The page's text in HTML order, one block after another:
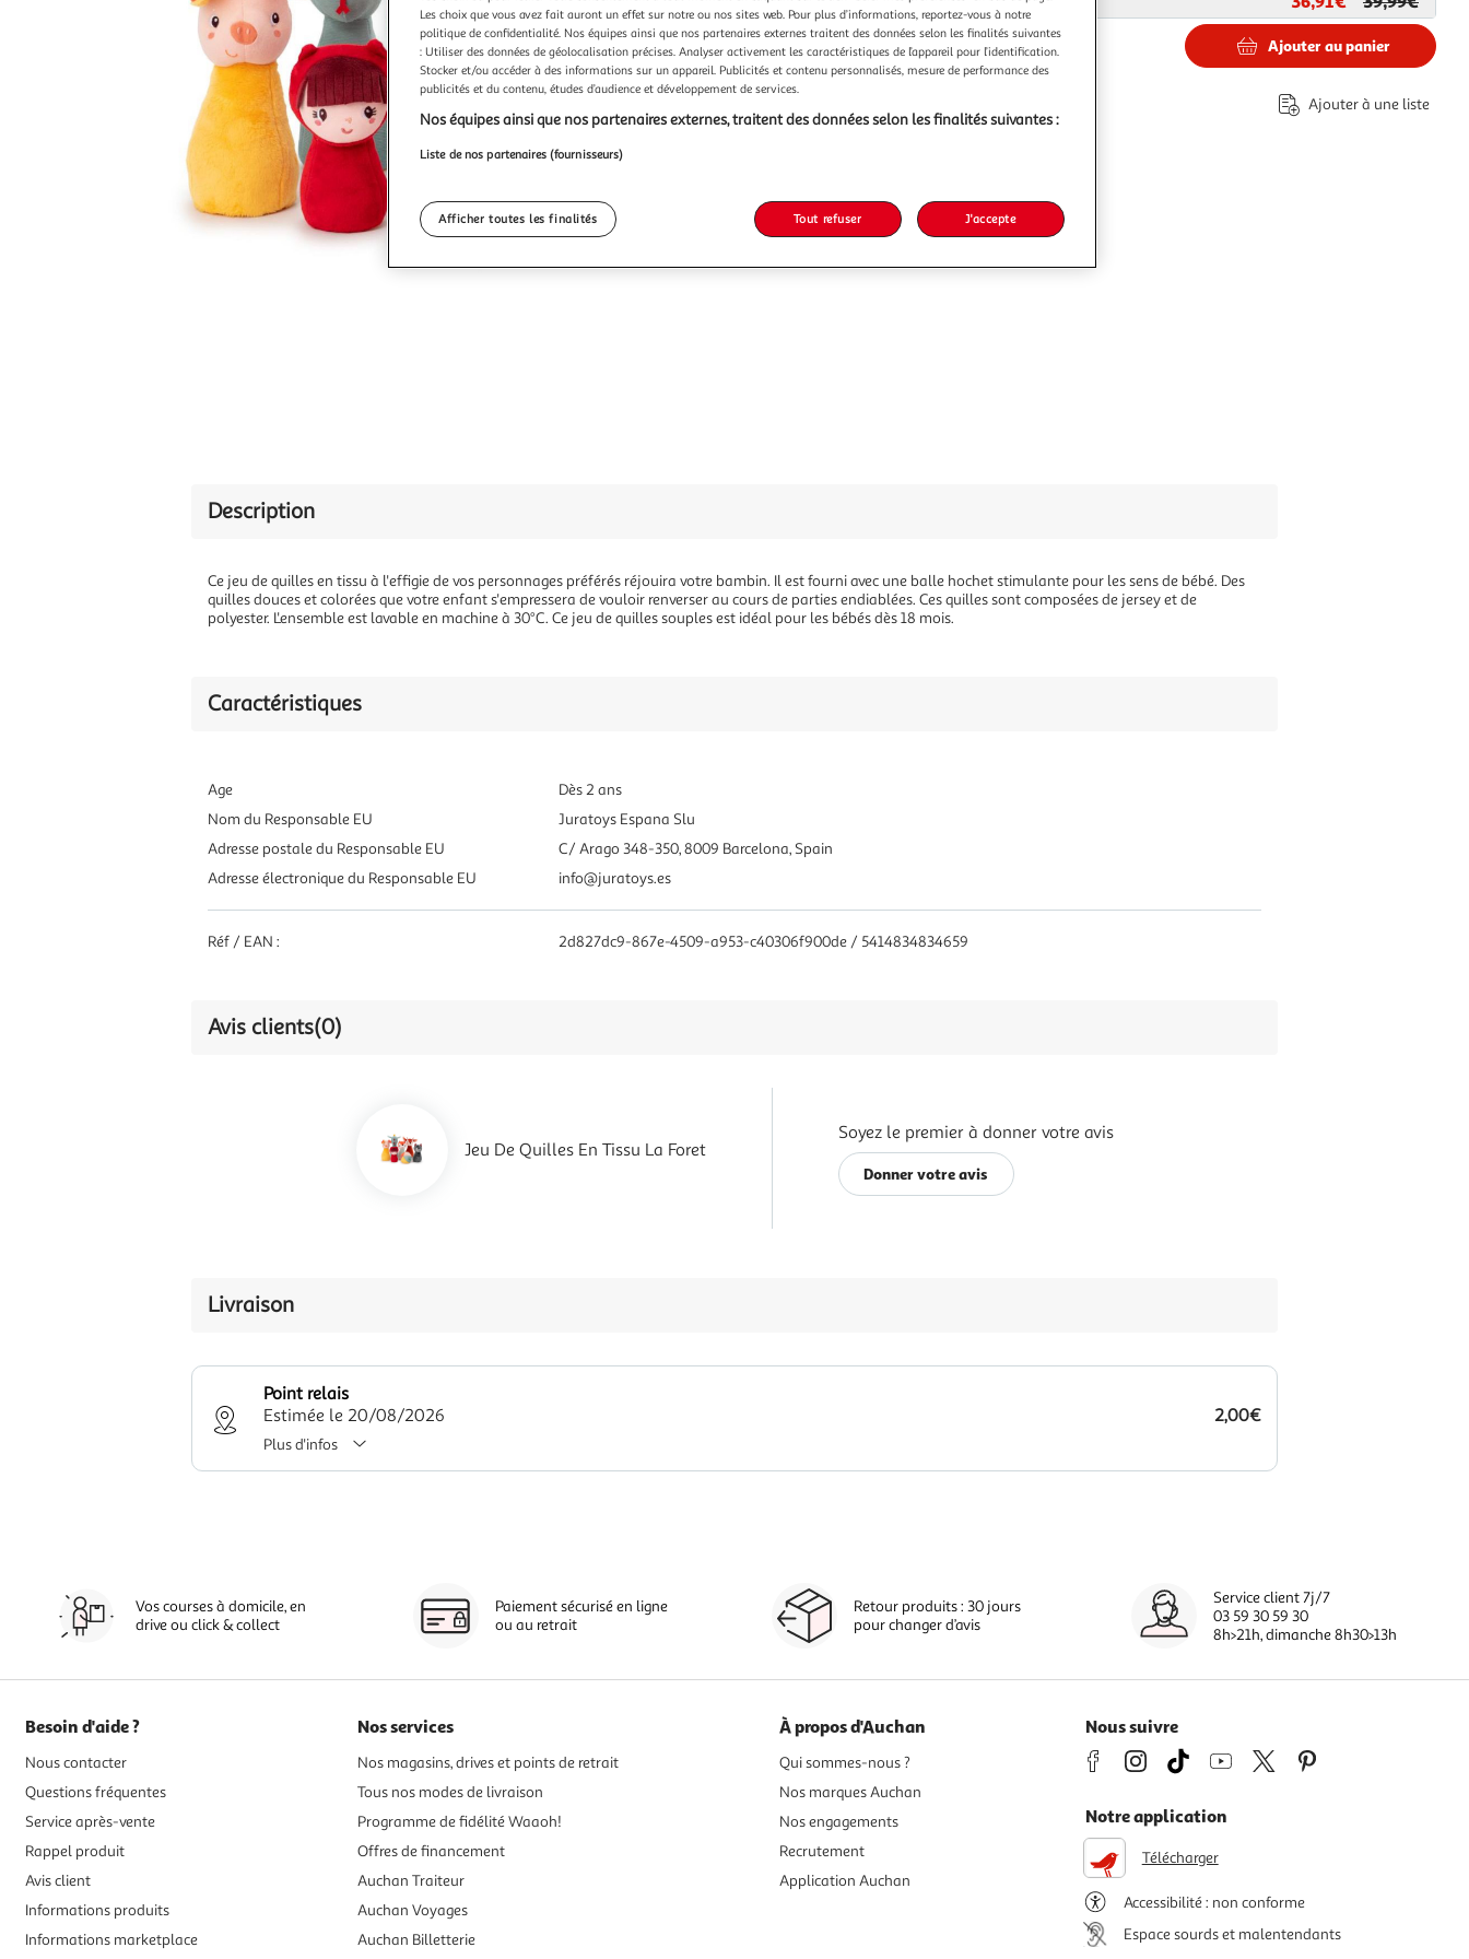
-8 %
39,99€
Ajouter au panier
Ajouter à une liste
Description
Ce jeu de quilles en tissu à l'effigie de vos personnages préférés réjouira votre bambin. Il est fourni avec une balle hochet stimulante pour les sens de bébé. Des
quilles douces et colorées que votre enfant s'empressera de vouloir renverser au cours de parties endiablées. Ces quilles sont composées de jersey et de
polyester. L'ensemble est lavable en machine à 30°C. Ce jeu de quilles souples est idéal pour les bébés dès 18 mois.
Caractéristiques
Age
Dès 2 ans
Nom du Responsable EU
Juratoys Espana Slu
Adresse postale du Responsable EU
C/ Arago 348-350, 8009 Barcelona, Spain
Adresse électronique du Responsable EU
info@juratoys.es
Réf / EAN : 2d827dc9-867e-4509-a953-c40306f900de / 5414834834659
Avis clients(0)
Jeu De Quilles En Tissu La Foret
Soyez le premier à donner votre avis
Donner votre avis
Livraison
Point relais
Estimée le 20/08/2026
2,00€
Plus d'infos
Vos courses à domicile, en
drive ou click & collect
Paiement sécurisé en ligne
ou au retrait
Retour produits : 30 jours
pour changer d’avis
Service client 7j/7
03 59 30 59 30
8h>21h, dimanche 8h30>13h
Besoin d'aide ?
Nous contacter
Questions fréquentes
Service après-vente
Rappel produit
Avis client
Informations produits
Informations marketplace
Nos services
Nos magasins, drives et points de retrait
Tous nos modes de livraison
Programme de fidélité Waaoh!
Offres de financement
Auchan Traiteur
Auchan Voyages
Auchan Billetterie
À propos d'Auchan
Qui sommes-nous ?
Nos marques Auchan
Nos engagements
Recrutement
Application Auchan
Nous suivre
Notre application
Télécharger
Accessibilité : non conforme
Espace sourds et malentendants
Les choix que vous avez fait auront un effet sur notre ou nos sites web. Pour plus d’informations, reportez-vous à notre
politique de confidentialité. Nos équipes ainsi que nos partenaires externes traitent des données selon les finalités suivantes
: Utiliser des données de géolocalisation précises. Analyser activement les caractéristiques de l’appareil pour l’identification.
Stocker et/ou accéder à des informations sur un appareil. Publicités et contenu personnalisés, mesure de performance des
publicités et du contenu, études d’audience et développement de services.
Nos équipes ainsi que nos partenaires externes, traitent des données selon les finalités suivantes :
Liste de nos partenaires (fournisseurs)
Afficher toutes les finalités Tout refuser J'accepte